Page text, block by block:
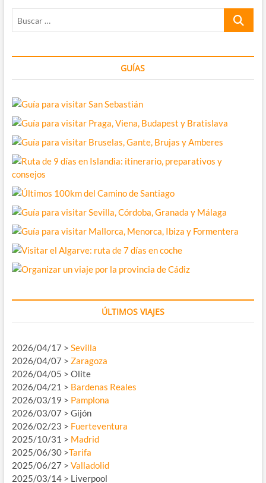
Eiffel
Buscar
GUÍAS
ÚLTIMOS VIAJES
2026/04/17 > Sevilla
2026/04/07 > Zaragoza
2026/04/05 > Olite
2026/04/21 > Bardenas Reales
2026/03/19 > Pamplona
2026/03/07 > Gijón
2026/02/23 > Fuerteventura
2025/10/31 > Madrid
2025/06/30 >Tarifa
2025/06/27 > Valladolid
2025/03/14 > Liverpool